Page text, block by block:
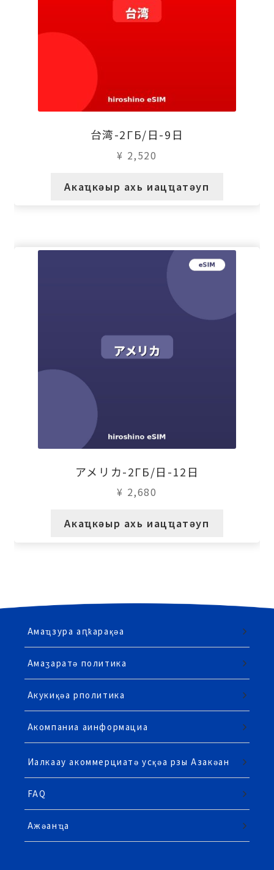
台湾-2ГБ/日-9日
¥ 2,520
Акаҵкәыр ахь иацҵатәуп
アメリカ-2ГБ/日-12日
¥ 2,680
Акаҵкәыр ахь иацҵатәуп
Амаҵзура аԥҟарақәа
Амаӡаратә политика
Акукиқәа рполитика
Акомпаниа аинформациа
Иалкаау акоммерциатә усқәа рзы Азакәан
FAQ
Ажәанҵа